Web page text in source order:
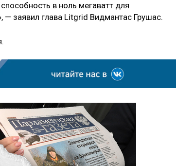
в ноль мегаватт для
— заявил глава Litgrid Видмантас Грушас.